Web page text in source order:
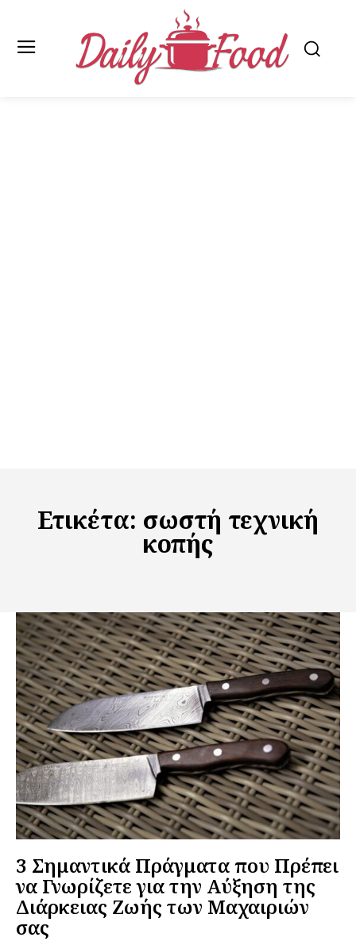
Ετικέτα: σωστή τεχνική
κοπής
3 Σημαντικά Πράγματα που Πρέπει
να Γνωρίζετε για την Αύξηση της
Διάρκειας Ζωής των Μαχαιριών
σας